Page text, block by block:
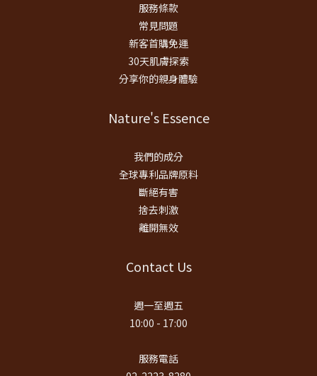
服務條款
常見問題
新客首購免運
30天肌膚探索
分享你的親身體驗
Nature's Essence
我們的成分
全球專利品牌原料
斷絕有害
捨去刺激
離開無效
Contact Us
週一至週五
10:00 - 17:00
服務電話